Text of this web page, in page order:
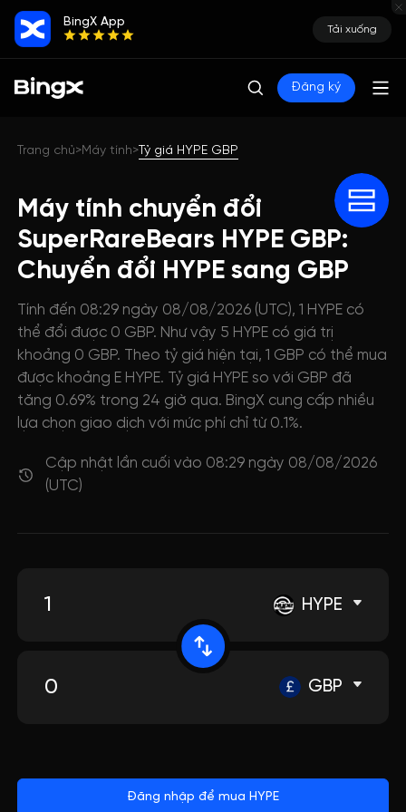
BingX App
Tải xuống
Đăng ký
Trang chủ>Máy tính>Tỷ giá HYPE GBP
Máy tính chuyển đổi
SuperRareBears HYPE GBP:
Chuyển đổi HYPE sang GBP
Tính đến 08:29 ngày 08/08/2026 (UTC), 1 HYPE có
thể đổi được 0 GBP. Như vậy 5 HYPE có giá trị
khoảng 0 GBP. Theo tỷ giá hiện tại, 1 GBP có thể mua
được khoảng E HYPE. Tỷ giá HYPE so với GBP đã
tăng 0.69% trong 24 giờ qua. BingX cung cấp nhiều
lựa chọn giao dịch với mức phí chỉ từ 0.1%.
Cập nhật lần cuối vào 08:29 ngày 08/08/2026
(UTC)
HYPE
GBP
Đăng nhập để mua HYPE